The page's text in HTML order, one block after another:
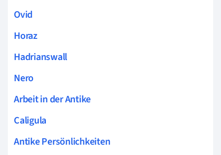
Ovid
Horaz
Hadrianswall
Nero
Arbeit in der Antike
Caligula
Antike Persönlichkeiten